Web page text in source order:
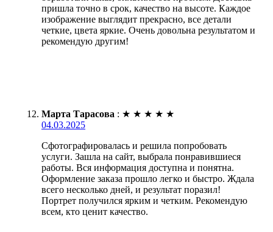
пришла точно в срок, качество на высоте. Каждое
изображение выглядит прекрасно, все детали
четкие, цвета яркие. Очень довольна результатом и
рекомендую другим!
Марта Тарасова : ★ ★ ★ ★ ★
04.03.2025
Сфотографировалась и решила попробовать
услуги. Зашла на сайт, выбрала понравившиеся
работы. Вся информация доступна и понятна.
Оформление заказа прошло легко и быстро. Ждала
всего несколько дней, и результат поразил!
Портрет получился ярким и четким. Рекомендую
всем, кто ценит качество.